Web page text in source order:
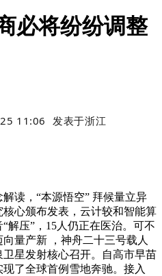
必将纷纷调整
11:06 发表于浙江
，“本源悟空” 拜候量立异
心颁布发表，云计较和智能算
解压”，15人仍正在医治。可不
量产新 ，神舟二十三号载人
卫星发射核心召开。自高市早苗
了全球首例雪地奔驰。接入